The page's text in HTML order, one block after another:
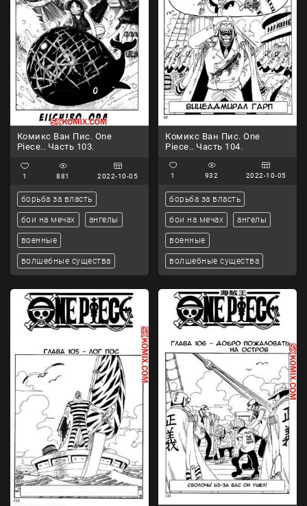
Комикс Ван Пис. One
Piece.. Часть 103.
1 881 2022-10-05
борьба за власть
бои на мечах ангелы
военные
волшебные существа
Комикс Ван Пис. One
Piece.. Часть 104.
1 932 2022-10-05
борьба за власть
бои на мечах ангелы
военные
волшебные существа